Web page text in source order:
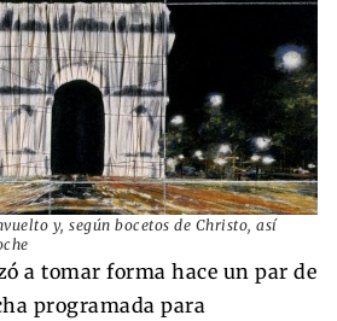
y, según bocetos de Christo, así
a tomar forma hace un par de
programada para